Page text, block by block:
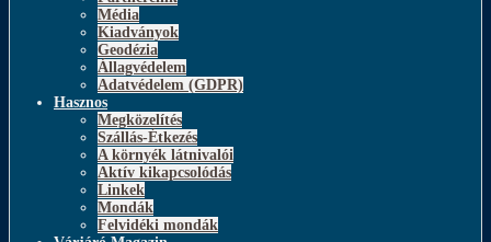
Média
Kiadványok
Geodézia
Állagvédelem
Adatvédelem (GDPR)
Hasznos
Megközelítés
Szállás-Étkezés
A környék látnivalói
Aktív kikapcsolódás
Linkek
Mondák
Felvidéki mondák